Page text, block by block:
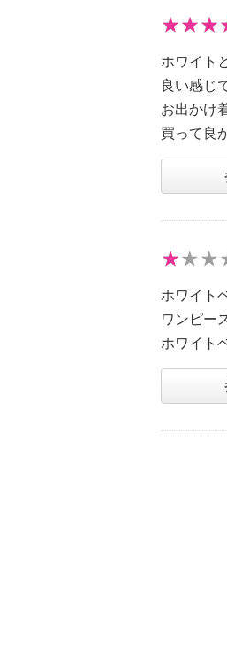
ホワイト
良い感じ
お出かけ
買って良
ホワイト
ワンピー
ホワイト